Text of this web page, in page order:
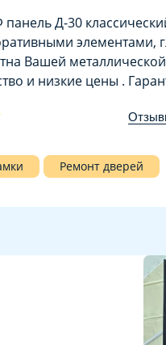
Д-30
элементами,
Вашей
и низкие цены .
Ремонт дверей